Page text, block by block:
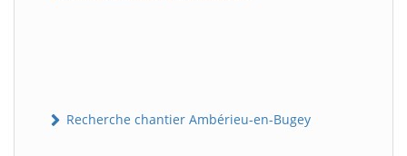
Recherche chantier Ambérieu-en-Bugey